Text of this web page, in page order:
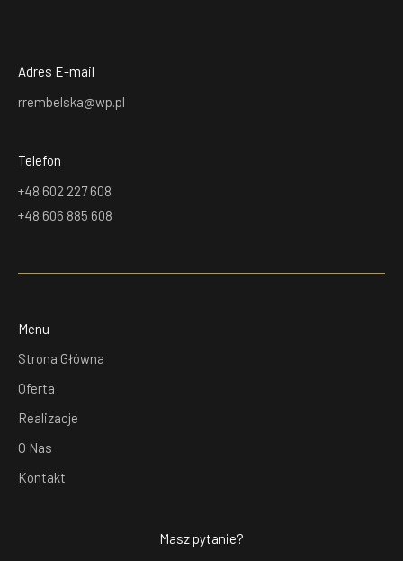
Adres E-mail
rrembelska@wp.pl
Telefon
+48 602 227 608
+48 606 885 608
Menu
Strona Główna
Oferta
Realizacje
O Nas
Kontakt
Masz pytanie?